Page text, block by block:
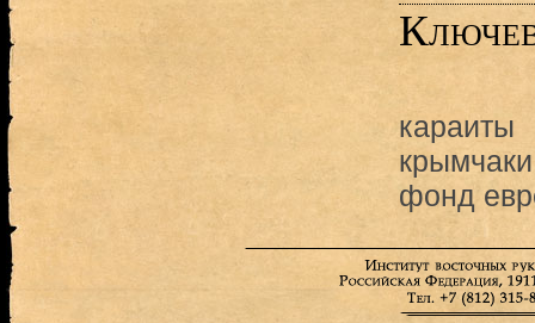
караиты
крымчаки
фонд